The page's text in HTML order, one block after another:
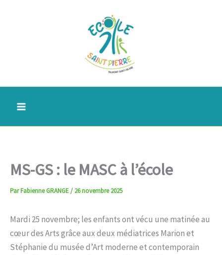
MS-GS : le MASC à l’école
ParFabienne GRANGE/ 26 novembre 2025
Mardi 25 novembre; les enfants ont vécu une matinée au
cœur des Arts grâce aux deux médiatrices Marion et
Stéphanie du musée d’Art moderne et contemporain